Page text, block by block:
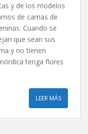
y de los modelos
de camas de
Cuando se
que sean sus
y no tienen
tenga flores
LEER MÁS